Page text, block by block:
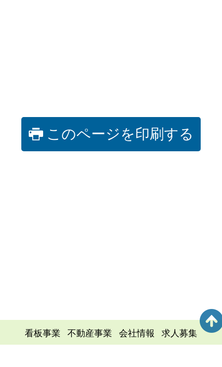
このページを印刷する
看板事業 不動産事業 会社情報
求人募集